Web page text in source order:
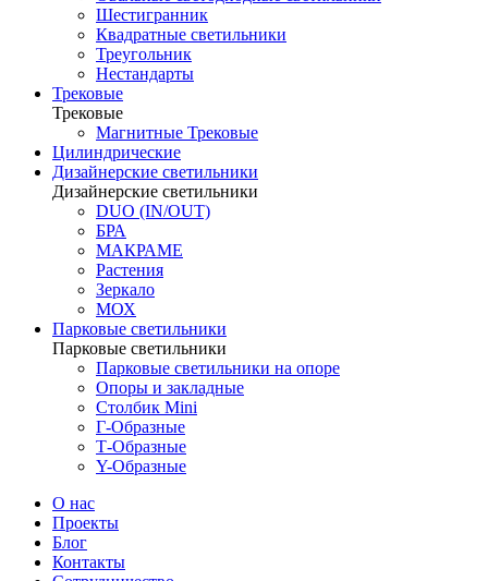
Шестигранник
Квадратные светильники
Треугольник
Нестандарты
Трековые
Трековые
Магнитные Трековые
Цилиндрические
Дизайнерские светильники
Дизайнерские светильники
DUO (IN/OUT)
БРА
МАКРАМЕ
Растения
Зеркало
МОХ
Парковые светильники
Парковые светильники
Парковые светильники на опоре
Опоры и закладные
Столбик Mini
Г-Образные
Т-Образные
Y-Образные
О нас
Проекты
Блог
Контакты